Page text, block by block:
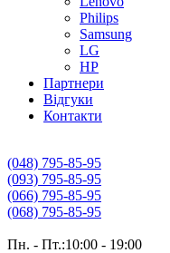
Philips
Samsung
LG
HP
Партнери
Вiдгуки
Контакти
(048) 795-85-95
(093) 795-85-95
(066) 795-85-95
(068) 795-85-95
Пн. - Пт.:10:00 - 19:00